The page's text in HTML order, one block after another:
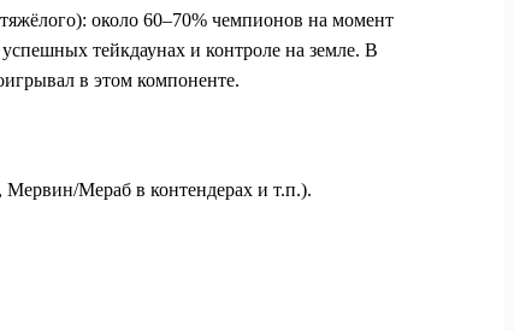
около 60–70% чемпионов на момент
тейкдаунах и контроле на земле. В
в этом компоненте.
Мервин/Мераб в контендерах и т.п.).